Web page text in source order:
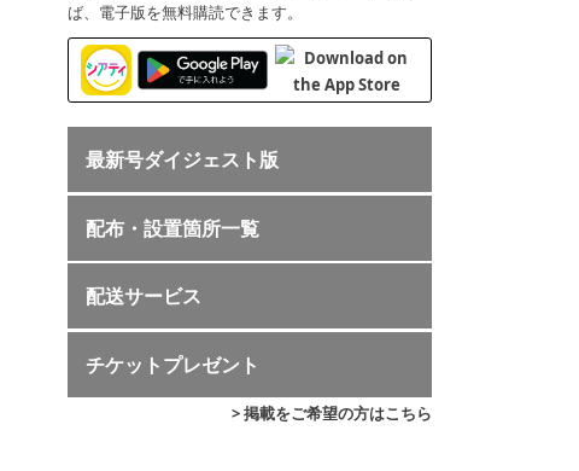
ば、電子版を無料購読できます。
最新号ダイジェスト版
配布・設置箇所一覧
配送サービス
チケットプレゼント
> 掲載をご希望の方はこちら